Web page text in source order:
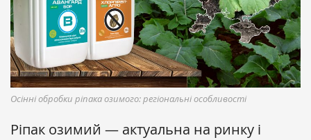
Осінні обробки ріпака озимого: регіональні особливості
Ріпак озимий — актуальна на ринку і